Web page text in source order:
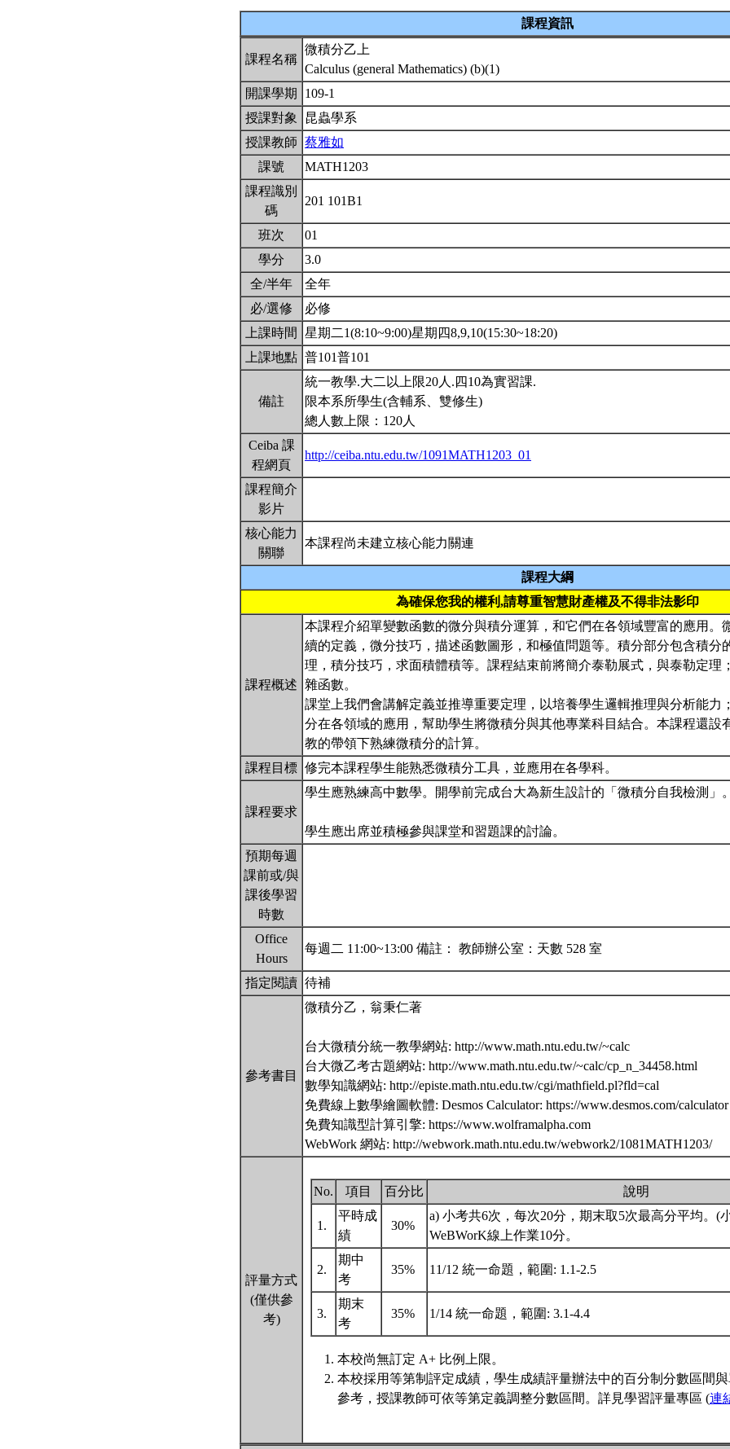
課程資訊
課程名稱
微積分乙上
Calculus (general Mathematics) (b)(1)
開課學期
109-1
授課對象
昆蟲學系
授課教師 蔡雅如
課號
MATH1203
課程識別
碼
201 101B1
班次
01
學分
3.0
全/半年
全年
必/選修
必修
上課時間
星期二1(8:10~9:00)星期四8,9,10(15:30~18:20)
上課地點 普101普101
備註
統一教學.大二以上限20人.四10為實習課.
限本系所學生(含輔系、雙修生)
總人數上限：120人
Ceiba 課
程網頁
http://ceiba.ntu.edu.tw/1091MATH1203_01
課程簡介
影片
核心能力
關聯
本課程尚未建立核心能力關連
課程大綱
為確保您我的權利,請尊重智慧財產權及不得非法影印
課程概述
本課程介紹單變數函數的微分與積分運算，和它們在各領域豐富的應用。
續的定義，微分技巧，描述函數圖形，和極值問題等。積分部分包含積分
理，積分技巧，求面積體積等。課程結束前將簡介泰勒展式，與泰勒定理
雜函數。
課堂上我們會講解定義並推導重要定理，以培養學生邏輯推理與分析能力
分在各領域的應用，幫助學生將微積分與其他專業科目結合。本課程還設
教的帶領下熟練微積分的計算。
課程目標 修完本課程學生能熟悉微積分工具，並應用在各學科。
課程要求
學生應熟練高中數學。開學前完成台大為新生設計的「微積分自我檢測」
學生應出席並積極參與課堂和習題課的討論。
預期每週
課前或/與
課後學習
時數
Office
Hours
每週二 11:00~13:00 備註： 教師辦公室：天數 528 室
指定閱讀 待補
參考書目
微積分乙，翁秉仁著
台大微積分統一教學網站: http://www.math.ntu.edu.tw/~calc
台大微乙考古題網站: http://www.math.ntu.edu.tw/~calc/cp_n_34458.html
數學知識網站: http://episte.math.ntu.edu.tw/cgi/mathfield.pl?fld=cal
免費線上數學繪圖軟體: Desmos Calculator: https://www.desmos.com/calculator
免費知識型計算引擎: https://www.wolframalpha.com
WebWork 網站: http://webwork.math.ntu.edu.tw/webwork2/1081MATH1203/
評量方式
(僅供參
考)
No. 項目 百分比 說明
1.
平時成
績
30%
a) 小考共6次，每次20分，期末取5次最高分平均。(
WeBWorK線上作業10分。
2.
期中
考
35% 11/12 統一命題，範圍: 1.1-2.5
3.
期末
考
35% 1/14 統一命題，範圍: 3.1-4.4
本校尚無訂定 A+ 比例上限。
本校採用等第制評定成績，學生成績評量辦法中的百分制分數區間
參考，授課教師可依等第定義調整分數區間。詳見學習評量專區 (連